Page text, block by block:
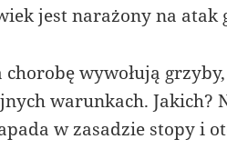
jest narażony na atak
chorobę wywołują
warunkach. Jakich?
w zasadzie stopy i